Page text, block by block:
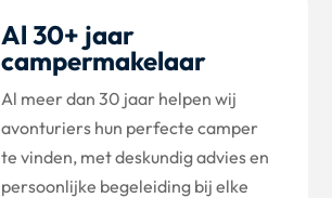
Al 30+ jaar
campermakelaar
Al meer dan 30 jaar helpen wij
avonturiers hun perfecte camper
te vinden, met deskundig advies en
persoonlijke begeleiding bij elke